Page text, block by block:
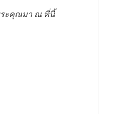
ะคุณมา ณ ที่นี้